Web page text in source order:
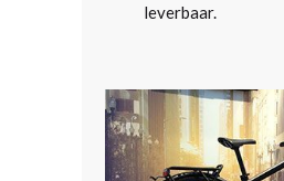
leverbaar.